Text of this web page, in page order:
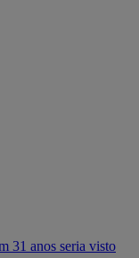
31 anos seria visto